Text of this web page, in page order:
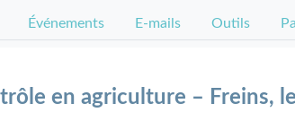
Événements E-mails Outils
en agriculture – Freins,